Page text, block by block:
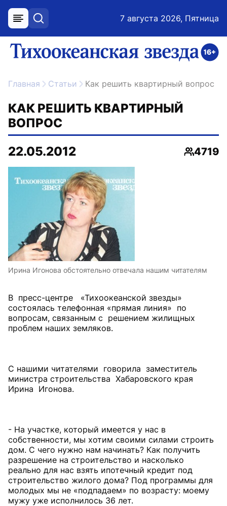
меню поиск 7 августа 2026, Пятница
ссылка на главную
Главная Статьи Как решить квартирный вопрос
КАК РЕШИТЬ КВАРТИРНЫЙ
ВОПРОС
22.05.2012
4719
Ирина Игонова обстоятельно отвечала нашим читателям
В пресс-центре «Тихоокеанской звезды»
состоялась телефонная «прямая линия» по
вопросам, связанным с решением жилищных
проблем наших земляков.
С нашими читателями говорила заместитель
министра строительства Хабаровского края
Ирина Игонова.
- На участке, который имеется у нас в
собственности, мы хотим своими силами строить
дом. С чего нужно нам начинать? Как получить
разрешение на строительство и насколько
реально для нас взять ипотечный кредит под
строительство жилого дома? Под программы для
молодых мы не «подпадаем» по возрасту: моему
мужу уже исполнилось 36 лет.